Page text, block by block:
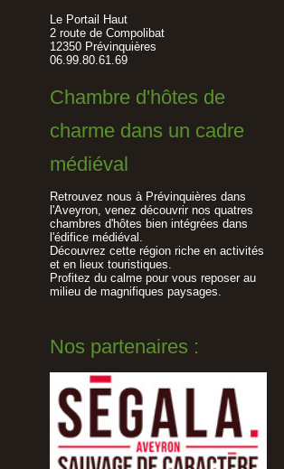
Le Portail Haut
2 route de Compolibat
12350 Prévinquières
06.99.80.61.69
Chambre d'hôtes de
charme dans un cadre
médiéval
Retrouvez nous à Prévinquières dans
l'Aveyron, venez découvrir nos quatres
chambres d'hôtes bien intégrées dans
l'édifice médiéval.
Découvrez cette région riche en activités
et en lieux touristiques.
Profitez du calme pour vous reposer au
milieu de magnifiques paysages.
Nos partenaires :